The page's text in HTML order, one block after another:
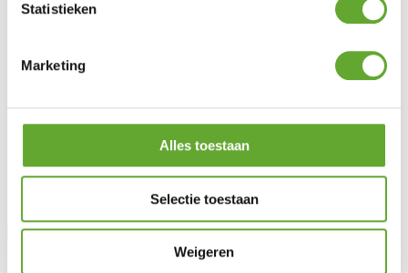
Statistieken
Marketing
Alles toestaan
Selectie toestaan
Weigeren
Législation
À propos de nous
Blog